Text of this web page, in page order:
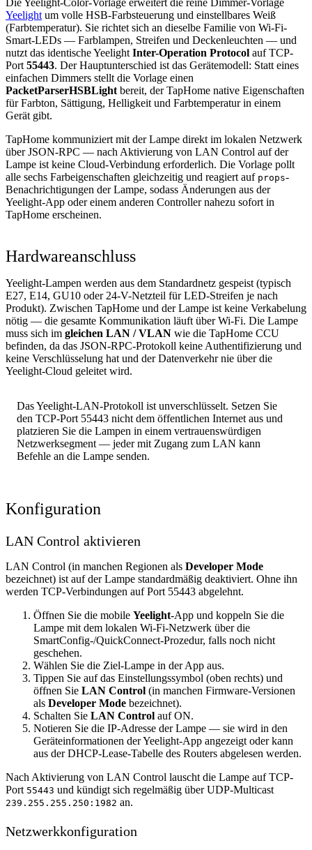
Die Yeelight-Color-Vorlage erweitert die reine Dimmer-Vorlage
Yeelight um volle HSB-Farbsteuerung und einstellbares Weiß
(Farbtemperatur). Sie richtet sich an dieselbe Familie von Wi-Fi-
Smart-LEDs — Farblampen, Streifen und Deckenleuchten — und
nutzt das identische Yeelight Inter-Operation Protocol auf TCP-
Port 55443. Der Hauptunterschied ist das Gerätemodell: Statt eines
einfachen Dimmers stellt die Vorlage einen
PacketParserHSBLight bereit, der TapHome native Eigenschaften
für Farbton, Sättigung, Helligkeit und Farbtemperatur in einem
Gerät gibt.
TapHome kommuniziert mit der Lampe direkt im lokalen Netzwerk
über JSON-RPC — nach Aktivierung von LAN Control auf der
Lampe ist keine Cloud-Verbindung erforderlich. Die Vorlage pollt
alle sechs Farbeigenschaften gleichzeitig und reagiert auf props-
Benachrichtigungen der Lampe, sodass Änderungen aus der
Yeelight-App oder einem anderen Controller nahezu sofort in
TapHome erscheinen.
Hardwareanschluss
Yeelight-Lampen werden aus dem Standardnetz gespeist (typisch
E27, E14, GU10 oder 24-V-Netzteil für LED-Streifen je nach
Produkt). Zwischen TapHome und der Lampe ist keine Verkabelung
nötig — die gesamte Kommunikation läuft über Wi-Fi. Die Lampe
muss sich im gleichen LAN / VLAN wie die TapHome CCU
befinden, da das JSON-RPC-Protokoll keine Authentifizierung und
keine Verschlüsselung hat und der Datenverkehr nie über die
Yeelight-Cloud geleitet wird.
Das Yeelight-LAN-Protokoll ist unverschlüsselt. Setzen Sie
den TCP-Port 55443 nicht dem öffentlichen Internet aus und
platzieren Sie die Lampen in einem vertrauenswürdigen
Netzwerksegment — jeder mit Zugang zum LAN kann
Befehle an die Lampe senden.
Konfiguration
LAN Control aktivieren
LAN Control (in manchen Regionen als Developer Mode
bezeichnet) ist auf der Lampe standardmäßig deaktiviert. Ohne ihn
werden TCP-Verbindungen auf Port 55443 abgelehnt.
Öffnen Sie die mobile Yeelight-App und koppeln Sie die
Lampe mit dem lokalen Wi-Fi-Netzwerk über die
SmartConfig-/QuickConnect-Prozedur, falls noch nicht
geschehen.
Wählen Sie die Ziel-Lampe in der App aus.
Tippen Sie auf das Einstellungssymbol (oben rechts) und
öffnen Sie LAN Control (in manchen Firmware-Versionen
als Developer Mode bezeichnet).
Schalten Sie LAN Control auf ON.
Notieren Sie die IP-Adresse der Lampe — sie wird in den
Geräteinformationen der Yeelight-App angezeigt oder kann
aus der DHCP-Lease-Tabelle des Routers abgelesen werden.
Nach Aktivierung von LAN Control lauscht die Lampe auf TCP-
Port 55443 und kündigt sich regelmäßig über UDP-Multicast
239.255.255.250:1982 an.
Netzwerkkonfiguration